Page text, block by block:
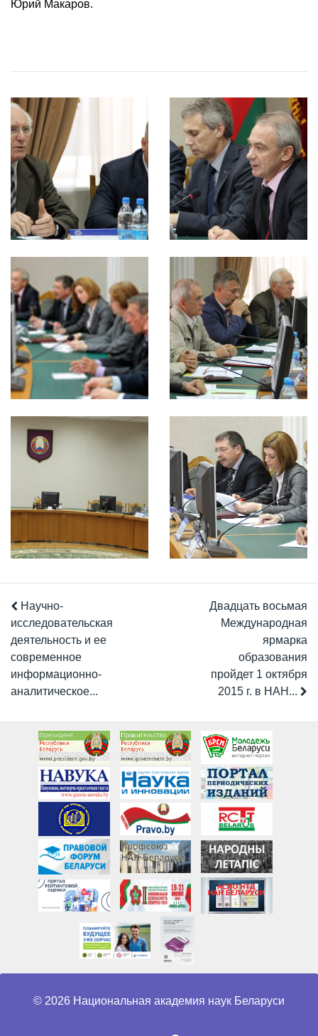
Юрий Макаров.
Научно-
исследовательская
деятельность и ее
современное
информационно-
аналитическое...
Двадцать восьмая
Международная
ярмарка
образования
пройдет 1 октября
2015 г. в НАН...
© 2026 Национальная академия наук Беларуси